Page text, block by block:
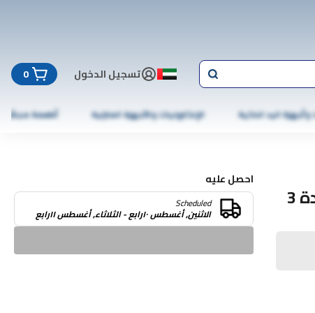
تسجيل الدخول 0
وأجهزة اليد الذكية الإلكترونيات والأجهزة المنزلية أطعمة مجمّدة
كويك هيل إنترنت سيكيورتي لجهاز واحد لمدة 3
احصل عليه
Scheduled
الاثنين, أغسطس ١٠رابع - الثلاثاء, أغسطس ١١رابع